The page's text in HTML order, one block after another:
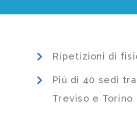
Ripetizioni di
Più di 40 sedi
Treviso e Torino